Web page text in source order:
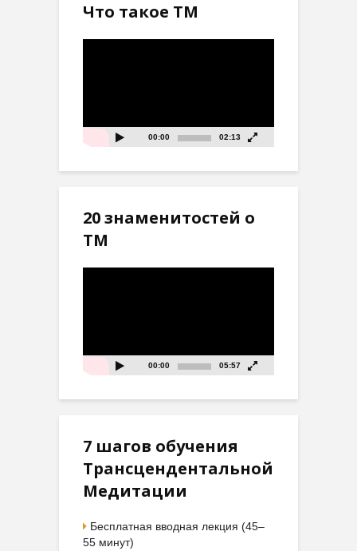
Что такое ТМ
00:00 02:13
20 знаменитостей о
ТМ
00:00 05:57
7 шагов обучения
Трансцендентальной
Медитации
Бесплатная вводная лекция (45–
55 минут)